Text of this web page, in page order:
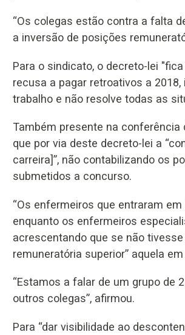
“Os colegas estão contra a falta
a inversão de posições
Para o sindicato, o decreto-lei
recusa a pagar retroativos a
trabalho e não resolve todas as
Também presente na conferência
que por via deste decreto-lei a
carreira]”, não contabilizando os
submetidos a concurso.
“Os enfermeiros que entraram
enquanto os enfermeiros
acrescentando que se não
remuneratória superior” aquela
“Estamos a falar de um grupo de
outros colegas”, afirmou.
Para “dar visibilidade ao